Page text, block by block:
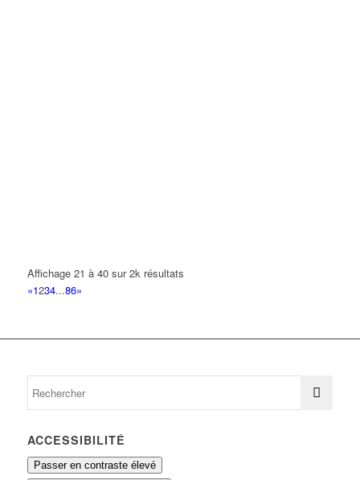
Affichage 21 à 40 sur 2k résultats
«1234...86»
ACCESSIBILITÉ
Passer en contraste élevé